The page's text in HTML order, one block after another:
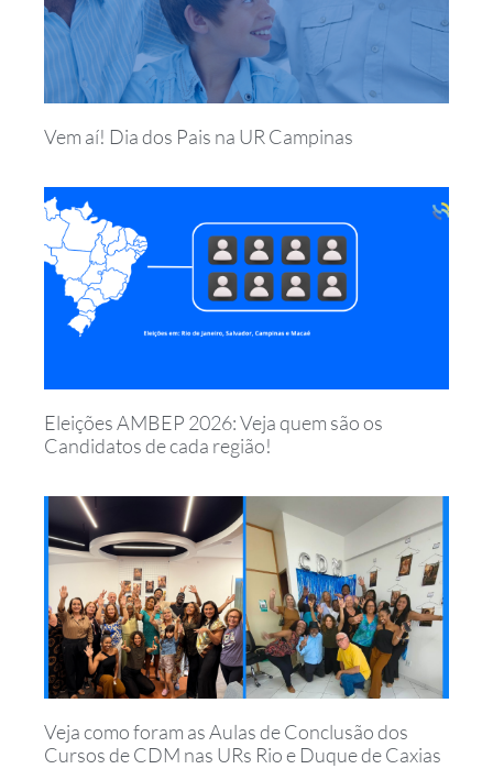
Vem aí! Dia dos Pais na UR Campinas
Eleições AMBEP 2026: Veja quem são os
Candidatos de cada região!
Veja como foram as Aulas de Conclusão dos
Cursos de CDM nas URs Rio e Duque de Caxias